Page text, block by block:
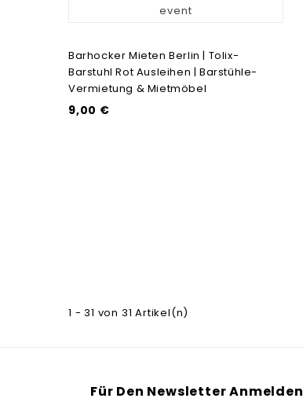
Barhocker Mieten Berlin | Tolix-
Barstuhl Rot Ausleihen | Barstühle-
Vermietung & Mietmöbel
9,00 €
1 - 31 von 31 Artikel(n)
Für Den Newsletter Anmelden